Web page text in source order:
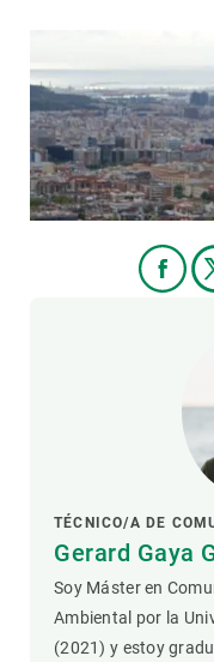
TÉCNICO/A DE
Gerard Gaya
Soy Máster en
Ambiental por la
(2021) y estoy